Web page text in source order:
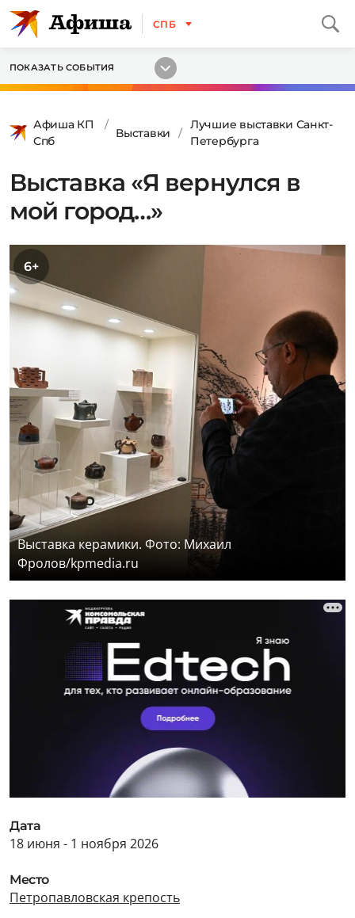
СПБ
ПОКАЗАТЬ СОБЫТИЯ
Афиша КП
Спб
Выставки
Лучшие выставки Санкт-
Петербурга
Выставка «Я вернулся в
мой город…»
6+
Выставка керамики. Фото: Михаил
Фролов/kpmedia.ru
Дата
18 июня - 1 ноября 2026
Место
Петропавловская крепость